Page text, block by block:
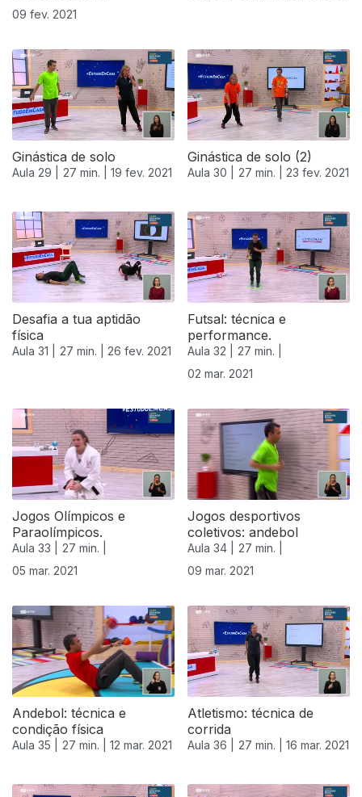
09 fev. 2021
Ginástica de solo
Aula 29 | 27 min. | 19 fev. 2021
Ginástica de solo (2)
Aula 30 | 27 min. | 23 fev. 2021
Desafia a tua aptidão
física
Aula 31 | 27 min. | 26 fev. 2021
Futsal: técnica e
performance.
Aula 32 |
27 min. |
02 mar. 2021
Jogos Olímpicos e
Paraolímpicos.
Aula 33 |
27 min. |
05 mar. 2021
Jogos desportivos
coletivos: andebol
Aula 34 |
27 min. |
09 mar. 2021
Andebol: técnica e
condição física
Aula 35 | 27 min. | 12 mar. 2021
Atletismo: técnica de
corrida
Aula 36 | 27 min. | 16 mar. 2021
530869